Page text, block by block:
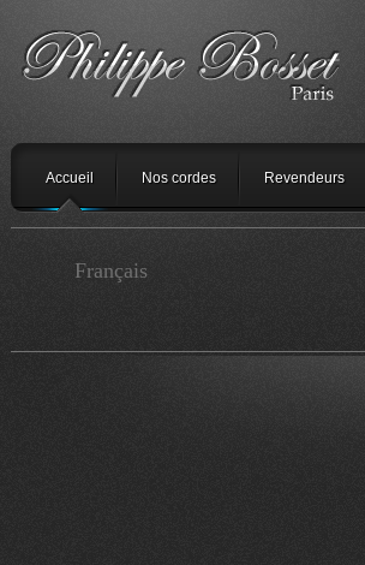
Accueil Nos cordes Revendeurs
Français